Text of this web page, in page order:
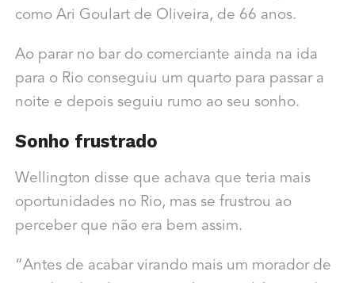
como Ari Goulart de Oliveira, de 66 anos.
Ao parar no bar do comerciante ainda na ida
para o Rio conseguiu um quarto para passar a
noite e depois seguiu rumo ao seu sonho.
Sonho frustrado
Wellington disse que achava que teria mais
oportunidades no Rio, mas se frustrou ao
perceber que não era bem assim.
“Antes de acabar virando mais um morador de